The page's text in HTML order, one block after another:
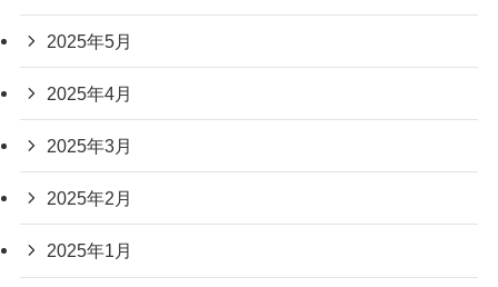
2025年5月
2025年4月
2025年3月
2025年2月
2025年1月